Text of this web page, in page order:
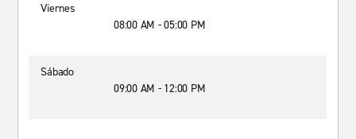
Viernes
08:00 AM - 05:00 PM
Sábado
09:00 AM - 12:00 PM